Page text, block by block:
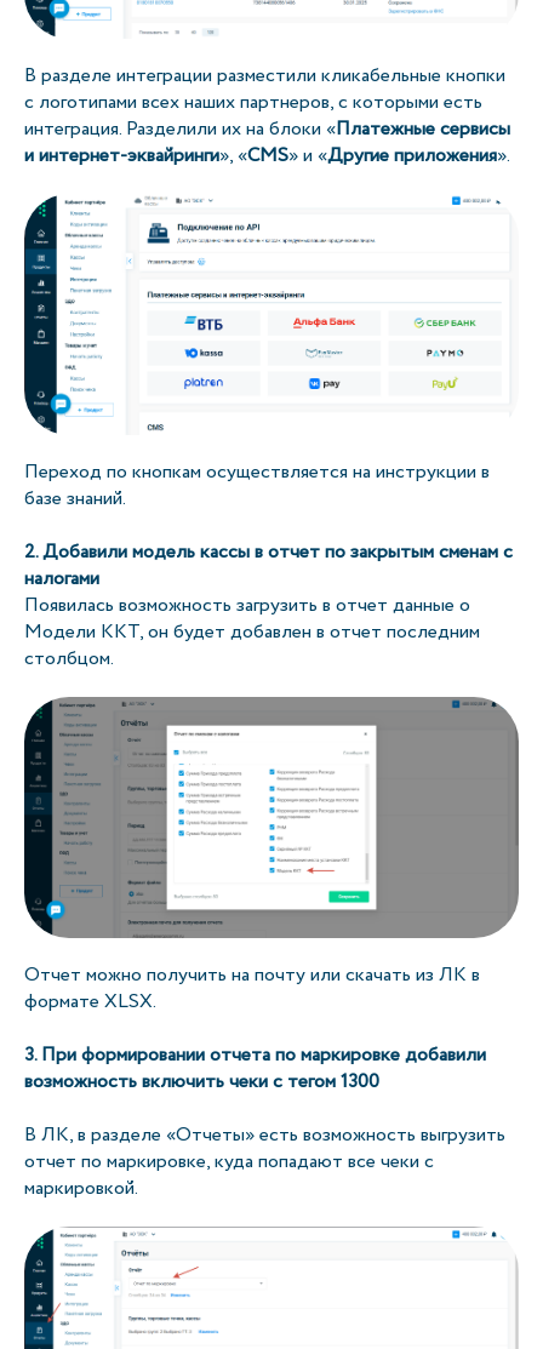
В разделе интеграции разместили кликабельные кнопки
с логотипами всех наших партнеров, с которыми есть
интеграция. Разделили их на блоки «Платежные сервисы
и интернет-эквайринги», «CMS» и «Другие приложения».
Переход по кнопкам осуществляется на инструкции в
базе знаний.
2. Добавили модель кассы в отчет по закрытым сменам с
налогами
Появилась возможность загрузить в отчет данные о
Модели ККТ, он будет добавлен в отчет последним
столбцом.
Отчет можно получить на почту или скачать из ЛК в
формате XLSX.
3. При формировании отчета по маркировке добавили
возможность включить чеки с тегом 1300
В ЛК, в разделе «Отчеты» есть возможность выгрузить
отчет по маркировке, куда попадают все чеки с
маркировкой.